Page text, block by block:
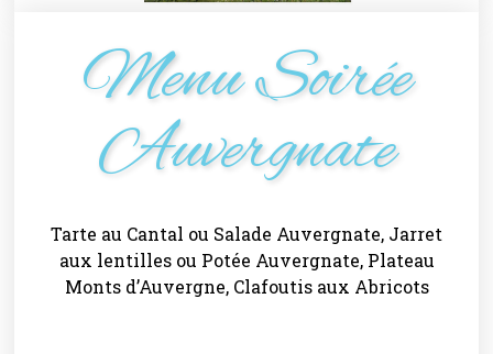
Menu Soirée
Auvergnate
Tarte au Cantal ou Salade Auvergnate, Jarret
aux lentilles ou Potée Auvergnate, Plateau
Monts d’Auvergne, Clafoutis aux Abricots